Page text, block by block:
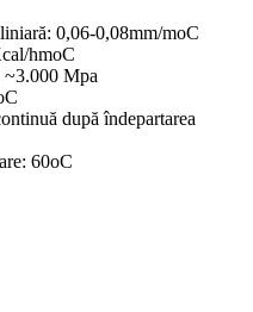
0,06-0,08mm/moC
hmoC
~3.000 Mpa
după îndepartarea
60oC